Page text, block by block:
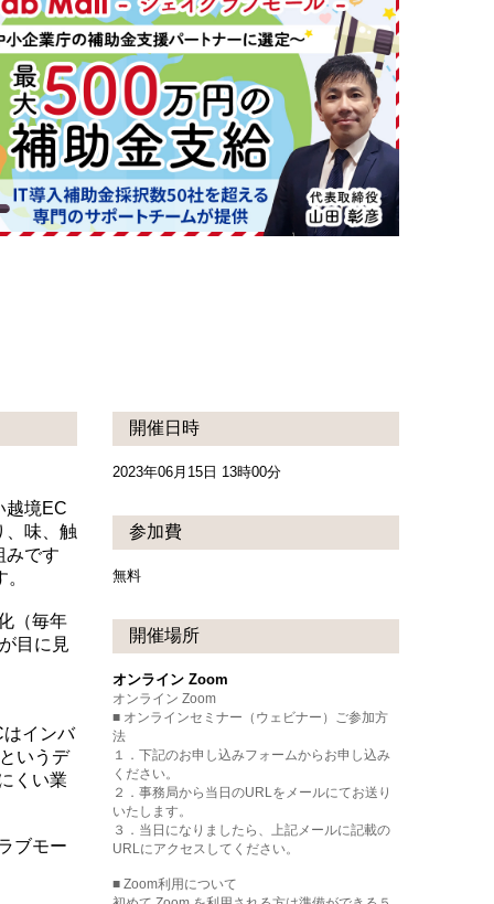
越境EC
、味、触
みです
（毎年
目に見
インバ
いうデ
くい業
ブモー
開催日時
2023年06月15日 13時00分
参加費
無料
開催場所
オンライン Zoom
オンライン Zoom
■ オンラインセミナー（ウェビナー）ご参加方
法
１．下記のお申し込みフォームからお申し込み
ください。
２．事務局から当日のURLをメールにてお送り
いたします。
３．当日になりましたら、上記メールに記載の
URLにアクセスしてください。
■ Zoom利用について